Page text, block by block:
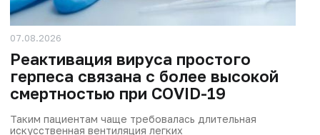
07.08.2026
Реактивация вируса простого
герпеса связана с более высокой
смертностью при COVID-19
Таким пациентам чаще требовалась длительная
искусственная вентиляция легких